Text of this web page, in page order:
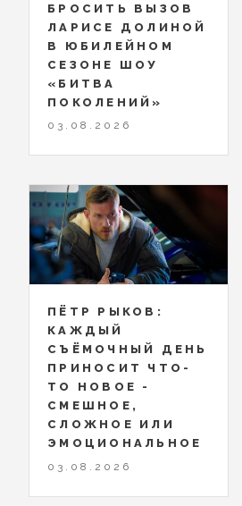
БРОСИТЬ ВЫЗОВ
ЛАРИСЕ ДОЛИНОЙ
В ЮБИЛЕЙНОМ
СЕЗОНЕ ШОУ
«БИТВА
ПОКОЛЕНИЙ»
03.08.2026
ПЁТР РЫКОВ:
КАЖДЫЙ
СЪЁМОЧНЫЙ ДЕНЬ
ПРИНОСИТ ЧТО-
ТО НОВОЕ -
СМЕШНОЕ,
СЛОЖНОЕ ИЛИ
ЭМОЦИОНАЛЬНОЕ
03.08.2026